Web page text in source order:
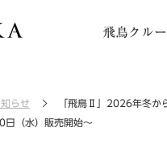
飛鳥クル
らせ
「飛鳥Ⅱ」2026年冬か
（水）販売開始～